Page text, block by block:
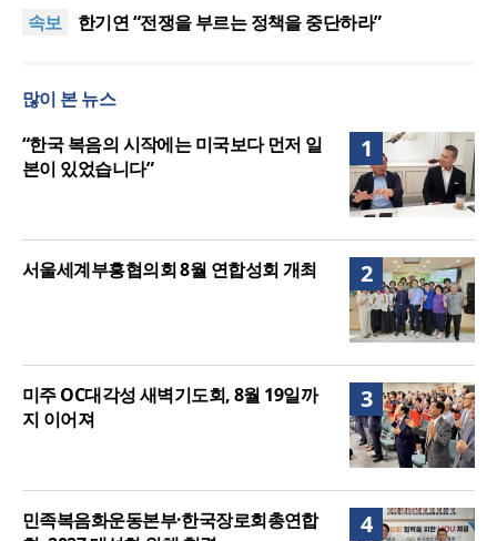
속보
주길”
한기연 “전쟁을 부르는 정책을 중단하라”
성회 위해 협력
“한국 복음의 시작에는 미국보다 먼저 일본이 있었습
“기도로 시작한 스틸 美 대사, 한미동맹의 가교 되어
주길”
많이 본 뉴스
1
“한국 복음의 시작에는 미국보다 먼저 일
본이 있었습니다”
2
서울세계부흥협의회 8월 연합성회 개최
3
미주 OC대각성 새벽기도회, 8월 19일까
지 이어져
4
민족복음화운동본부·한국장로회총연합